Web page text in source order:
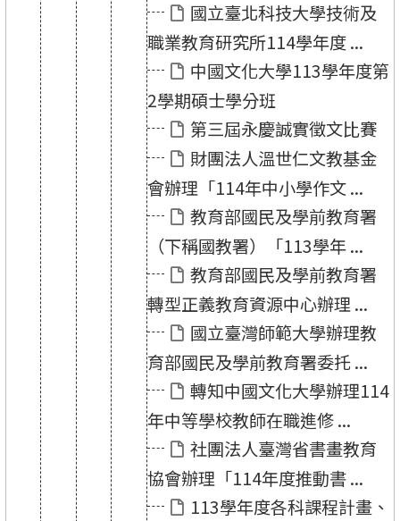
國立臺北科技大學技術及
職業教育研究所114學年度 ...
中國文化大學113學年度第
2學期碩士學分班
第三屆永慶誠實徵文比賽
財團法人溫世仁文教基金
會辦理「114年中小學作文 ...
教育部國民及學前教育署
（下稱國教署）「113學年 ...
教育部國民及學前教育署
轉型正義教育資源中心辦理 ...
國立臺灣師範大學辦理教
育部國民及學前教育署委托 ...
轉知中國文化大學辦理114
年中等學校教師在職進修 ...
社團法人臺灣省書畫教育
協會辦理「114年度推動書 ...
113學年度各科課程計畫、